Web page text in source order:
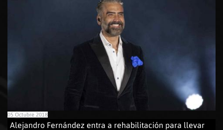
05 Octubre 2018
Alejandro Fernández entra a rehabilitación para llevar